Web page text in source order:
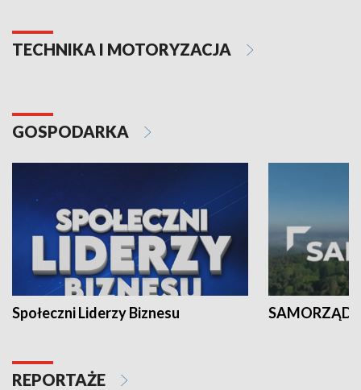
TECHNIKA I MOTORYZACJA
GOSPODARKA
Społeczni Liderzy Biznesu SAMORZĄD
REPORTAŻE